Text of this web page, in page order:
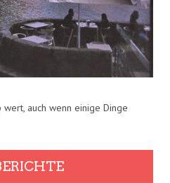
wert, auch wenn einige Dinge